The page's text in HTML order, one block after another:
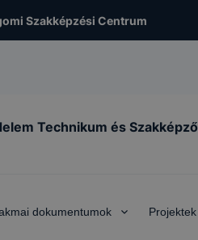
Szakképzési Centrum
Technikum és Szakképző
dokumentumok Projektek